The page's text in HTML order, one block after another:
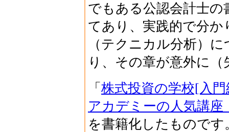
でもある公認会計士
てあり、実践的で分
（テクニカル分析）
り、その章が意外に
「 株式投資の学校[入
アカデミーの人気講座
を書籍化したもので